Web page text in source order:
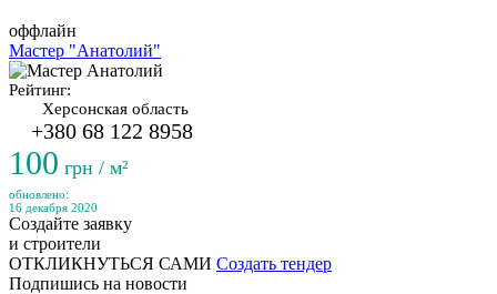
оффлайн
Мастер "Анатолий"
Рейтинг:
Херсонская область
+380 68 122 8958
100 грн / м²
обновлено:
16 декабря 2020
Создайте заявку
и строители
ОТКЛИКНУТЬСЯ САМИ Создать тендер
Подпишись на новости